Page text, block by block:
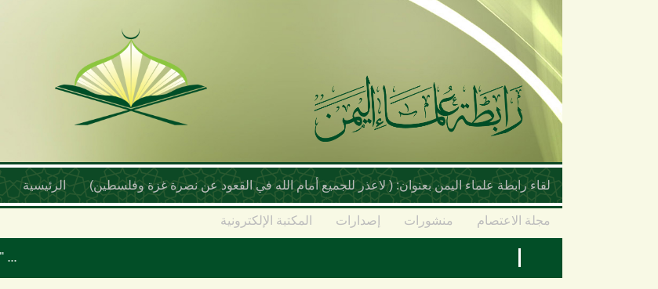
تجاوز إلى المحتوى الرئيسي
لقاء رابطة علماء اليمن بعنوان: ( لاعذر للجميع أمام الله في القعود عن نصرة غزة وفلسطين) الرئيسية
مجلة الاعتصام منشورات إصدارات المكتبة الإلكترونية